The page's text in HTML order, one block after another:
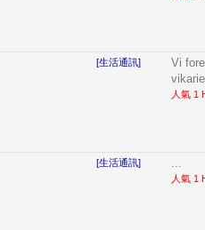
[生活通訊]
Vi
人氣 1
[生活通訊] ...
人氣 1